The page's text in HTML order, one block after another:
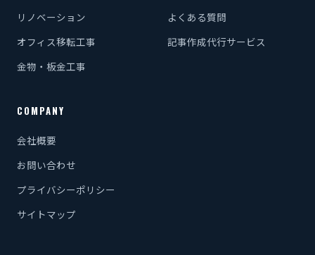
リノベーション
オフィス移転工事
金物・板金工事
よくある質問
記事作成代行サービス
COMPANY
会社概要
お問い合わせ
プライバシーポリシー
サイトマップ